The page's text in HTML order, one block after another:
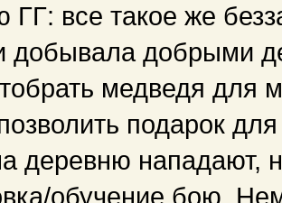
ГГ: все такое же
добывала добрыми
медведя
подарок
деревню нападают,
обучение бою.